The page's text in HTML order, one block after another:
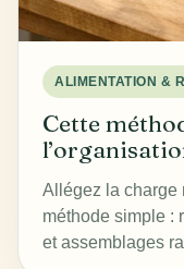
ALIMENTATION &
Cette
Allégez la charge
méthode simple :
et assemblages